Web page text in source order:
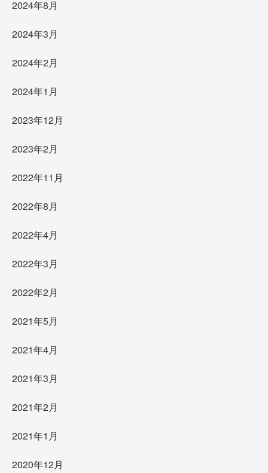
2024年8月
2024年3月
2024年2月
2024年1月
2023年12月
2023年2月
2022年11月
2022年8月
2022年4月
2022年3月
2022年2月
2021年5月
2021年4月
2021年3月
2021年2月
2021年1月
2020年12月